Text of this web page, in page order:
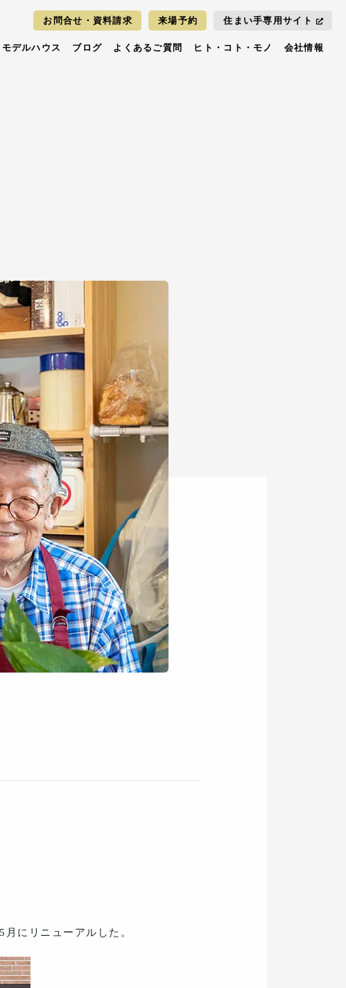
お問合せ・資料請求 来場予約 住まい手専用サイト
モデルハウス ブログ よくあるご質問 ヒト・コト・モノ 会社情報
にリニューアルした。